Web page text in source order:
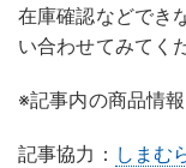
在庫確認などでき
い合わせてみてく
※記事内の商品情
記事協力： しまむ